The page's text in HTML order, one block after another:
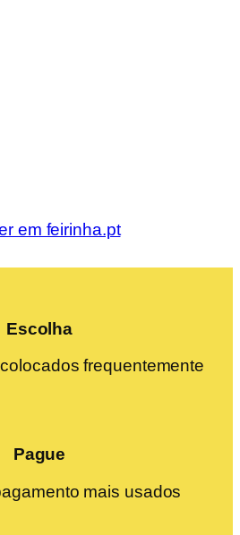
em feirinha.pt
Escolha
frequentemente
Pague
mais usados